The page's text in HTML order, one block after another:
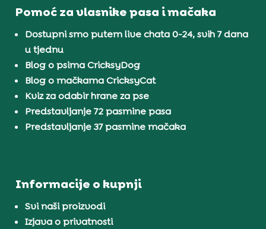
Pomoć za vlasnike pasa i mačaka
Dostupni smo putem live chata 0-24, svih 7 dana
u tjednu
Blog o psima CricksyDog
Blog o mačkama CricksyCat
Kviz za odabir hrane za pse
Predstavljanje 72 pasmine pasa
Predstavljanje 37 pasmine mačaka
Informacije o kupnji
Svi naši proizvodi
Izjava o privatnosti